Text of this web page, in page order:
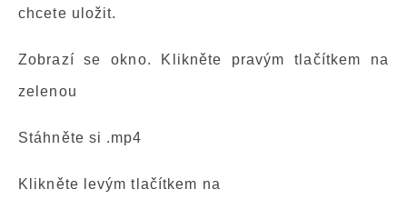
chcete uložit.
Zobrazí se okno. Klikněte pravým tlačítkem na
zelenou
Stáhněte si .mp4
Klikněte levým tlačítkem na